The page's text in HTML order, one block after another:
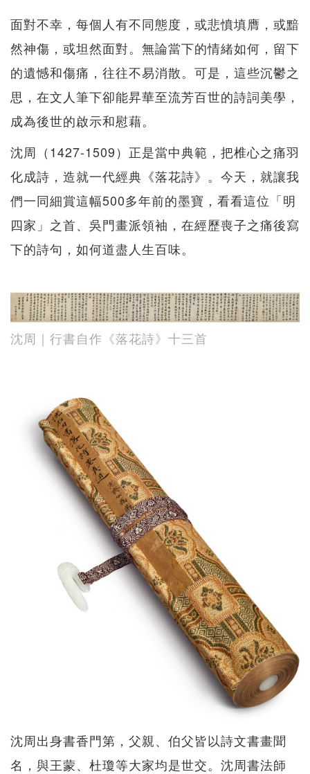
面對不幸，每個人有不同態度，或悲憤填膺，或黯
然神傷，或坦然面對。無論當下的情緒如何，留下
的遺憾和傷痛，往往不易消散。可是，這些沉鬱之
思，在文人筆下卻能昇華至流芳百世的詩詞美學，
成為後世的啟示和慰藉。
沈周（1427-1509）正是當中典範，把椎心之痛羽
化成詩，造就一代經典《落花詩》。今天，就讓我
們一同細賞這幅500多年前的墨寶，看看這位「明
四家」之首、吳門畫派領袖，在經歷喪子之痛後寫
下的詩句，如何道盡人生百味。
沈周｜行書自作《落花詩》十三首
沈周出身書香門第，父親、伯父皆以詩文書畫聞
名，與王蒙、杜瓊等大家均是世交。沈周書法師